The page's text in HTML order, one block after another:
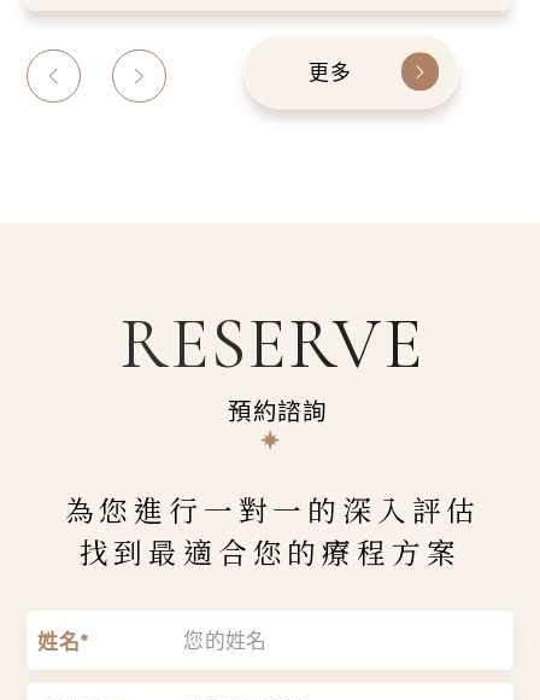
更多
RESERVE
預約諮詢
為您進行一對一的深入評估
找到最適合您的療程方案
姓名*